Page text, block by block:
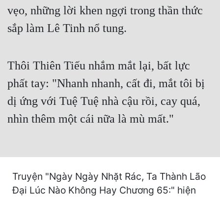
Huyền Nghi
Huyền Ảo
Hệ Thống
Học Đường
Khoa Huyễn
Khoa Huyễn Không Gian
Kỳ Huyễn
vẹo, những lời khen ngợi trong thần thức
sắp làm Lê Tinh nổ tung.
Thôi Thiên Tiếu nhắm mắt lại, bất lực
phất tay: "Nhanh nhanh, cất đi, mắt tôi bị
dị ứng với Tuệ Tuệ nhà cậu rồi, cay quá,
nhìn thêm một cái nữa là mù mất."
Truyện "Ngày Ngày Nhặt Rác, Ta Thành Lão
Đại Lúc Nào Không Hay Chương 65:" hiện